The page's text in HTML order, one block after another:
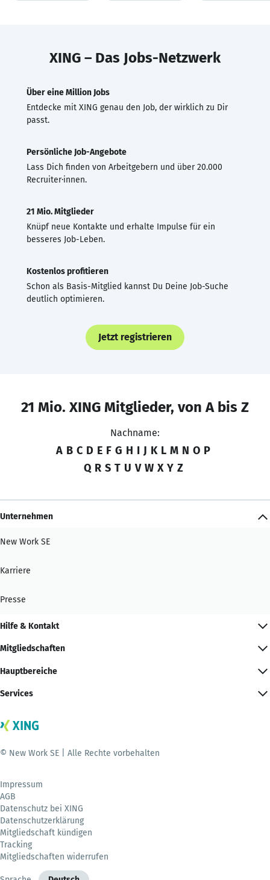
XING – Das Jobs-Netzwerk
Über eine Million Jobs
Entdecke mit XING genau den Job, der wirklich zu Dir
passt.
Persönliche Job-Angebote
Lass Dich finden von Arbeitgebern und über 20.000
Recruiter·innen.
21 Mio. Mitglieder
Knüpf neue Kontakte und erhalte Impulse für ein
besseres Job-Leben.
Kostenlos profitieren
Schon als Basis-Mitglied kannst Du Deine Job-Suche
deutlich optimieren.
Jetzt registrieren
21 Mio. XING Mitglieder, von A bis Z
Nachname:
A B C D E F G H I J K L M N O P
Q R S T U V W X Y Z
Unternehmen
New Work SE
Karriere
Presse
Hilfe & Kontakt
Mitgliedschaften
Hauptbereiche
Services
© New Work SE | Alle Rechte vorbehalten
Impressum
AGB
Datenschutz bei XING
Datenschutzerklärung
Mitgliedschaft kündigen
Tracking
Mitgliedschaften widerrufen